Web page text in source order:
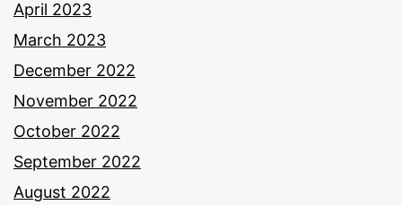
April 2023
March 2023
December 2022
November 2022
October 2022
September 2022
August 2022